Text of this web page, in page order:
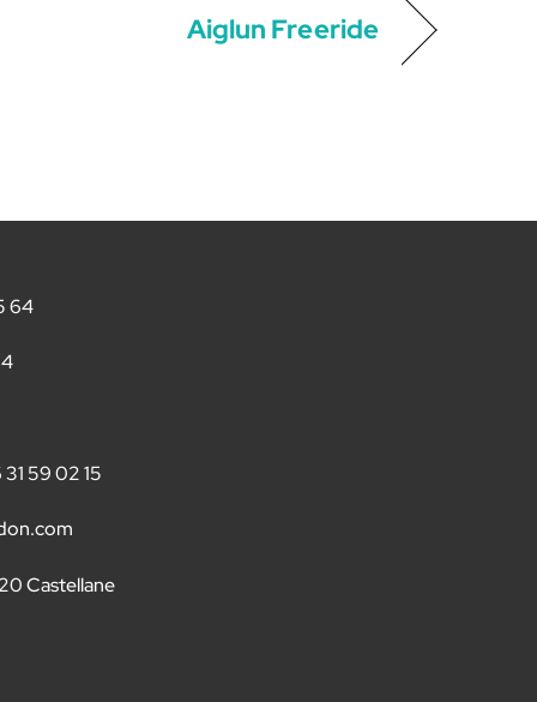
Aiglun Freeride
64
59 02 15
Castellane